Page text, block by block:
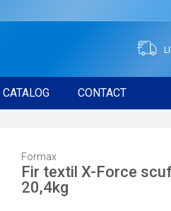
CATALOG CONTACT
Formax
Fir textil X-Force
20,4kg